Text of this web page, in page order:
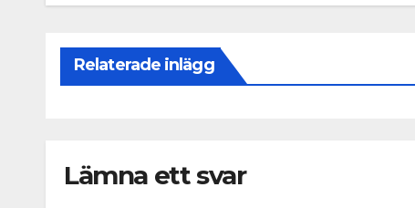
Relaterade inlägg
Lämna ett svar